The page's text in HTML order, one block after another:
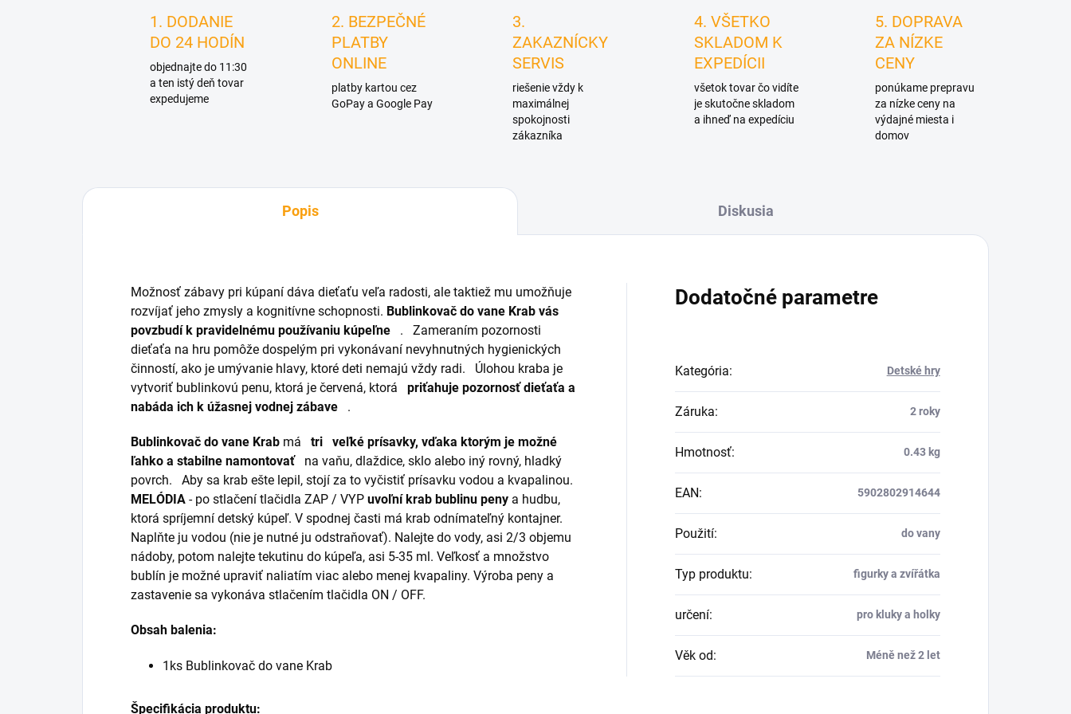
1. DODANIE
DO 24 HODÍN
objednajte do 11:30
a ten istý deň tovar
expedujeme
2. BEZPEČNÉ
PLATBY
ONLINE
platby kartou cez
GoPay a Google Pay
3.
ZAKAZNÍCKY
SERVIS
riešenie vždy k
maximálnej
spokojnosti
zákazníka
4. VŠETKO
SKLADOM K
EXPEDÍCII
všetok tovar čo vidíte
je skutočne skladom
a ihneď na expedíciu
5. DOPRAVA
ZA NÍZKE
CENY
ponúkame prepravu
za nízke ceny na
výdajné miesta i
domov
Popis Diskusia
Možnosť zábavy pri kúpaní dáva dieťaťu veľa radosti, ale taktiež mu umožňuje
rozvíjať jeho zmysly a kognitívne schopnosti. Bublinkovač do vane Krab vás
povzbudí k pravidelnému používaniu kúpeľne
.
Zameraním pozornosti
dieťaťa na hru pomôže dospelým pri vykonávaní nevyhnutných hygienických
činností, ako je umývanie hlavy, ktoré deti nemajú vždy radi.
Úlohou kraba je
vytvoriť bublinkovú penu, ktorá je červená, ktorá
priťahuje pozornosť dieťaťa a
nabáda ich k úžasnej vodnej zábave
.
Bublinkovač do vane Krab má tri
veľké prísavky, vďaka ktorým je možné
ľahko a stabilne namontovať
na vaňu, dlaždice, sklo alebo iný rovný, hladký
povrch.
Aby sa krab ešte lepil, stojí za to vyčistiť prísavku vodou a kvapalinou.
MELÓDIA - po stlačení tlačidla ZAP / VYP uvoľní krab bublinu peny a hudbu,
ktorá spríjemní detský kúpeľ. V spodnej časti má krab odnímateľný kontajner.
Naplňte ju vodou (nie je nutné ju odstraňovať). Nalejte do vody, asi 2/3 objemu
nádoby, potom nalejte tekutinu do kúpeľa, asi 5-35 ml. Veľkosť a množstvo
bublín je možné upraviť naliatím viac alebo menej kvapaliny. Výroba peny a
zastavenie sa vykonáva stlačením tlačidla ON / OFF.
Obsah balenia:
1ks Bublinkovač do vane Krab
Špecifikácia produktu:
Dodatočné parametre
Kategória: Detské hry
Záruka: 2 roky
Hmotnosť: 0.43 kg
EAN: 5902802914644
Použití: do vany
Typ produktu: figurky a zvířátka
určení: pro kluky a holky
Věk od: Méně než 2 let